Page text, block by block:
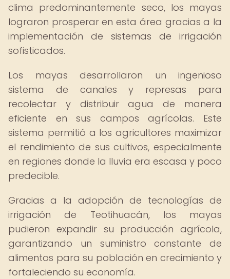
clima predominantemente seco, los mayas
lograron prosperar en esta área gracias a la
implementación de sistemas de irrigación
sofisticados.
Los mayas desarrollaron un ingenioso
sistema de canales y represas para
recolectar y distribuir agua de manera
eficiente en sus campos agrícolas. Este
sistema permitió a los agricultores maximizar
el rendimiento de sus cultivos, especialmente
en regiones donde la lluvia era escasa y poco
predecible.
Gracias a la adopción de tecnologías de
irrigación de Teotihuacán, los mayas
pudieron expandir su producción agrícola,
garantizando un suministro constante de
alimentos para su población en crecimiento y
fortaleciendo su economía.